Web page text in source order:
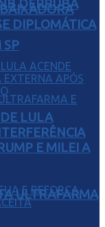
DERRUBA
SP
ULTRAFARMA
DIPLOMÁTICA
LULA
E MILEI A